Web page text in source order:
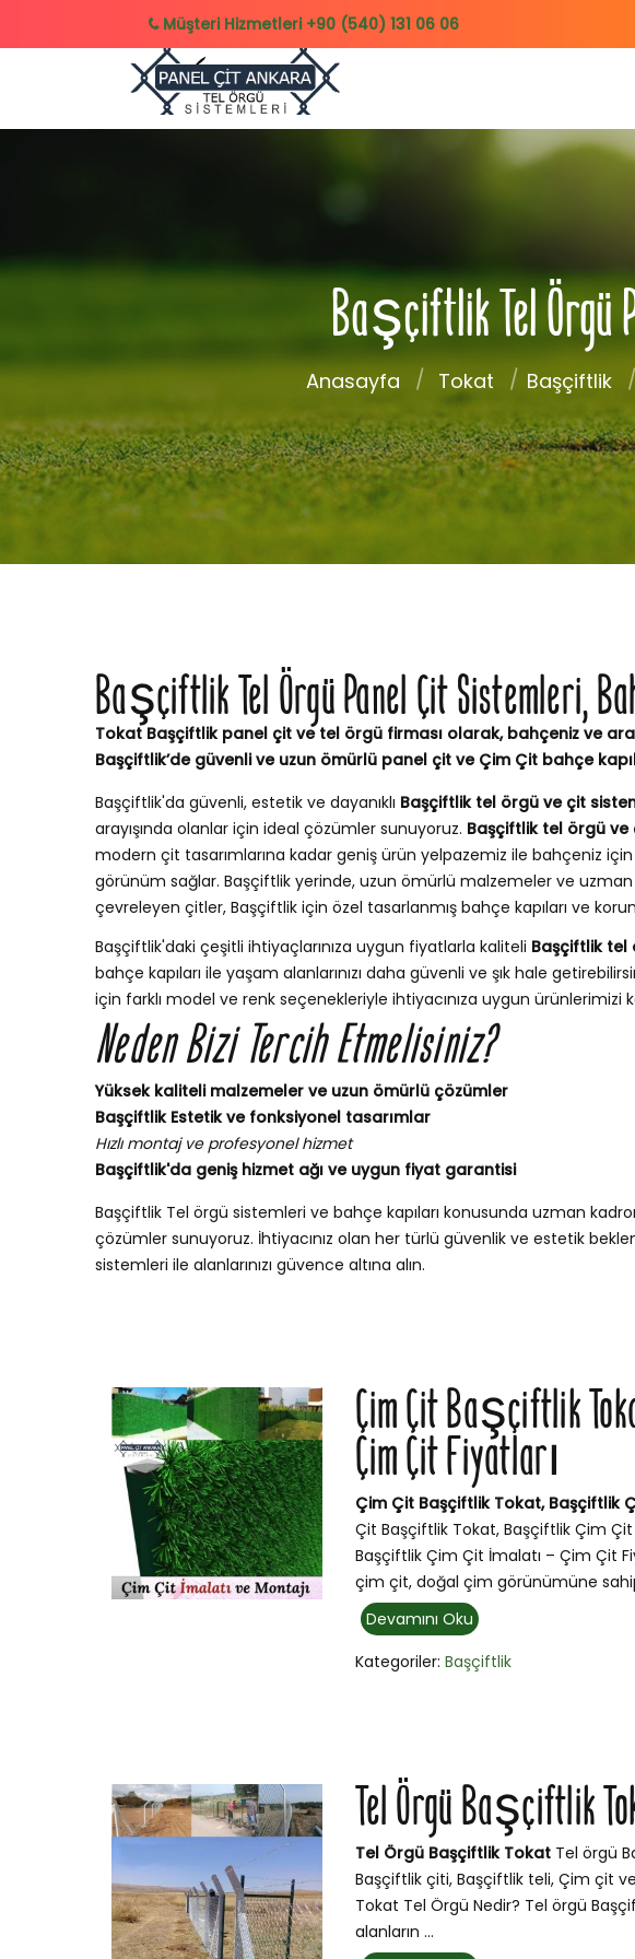
Müşteri Hizmetleri +90 (540) 131 06 06
Başçiftlik Tel Örgü
Anasayfa Tokat Başçiftlik
Başçiftlik Tel Örgü Panel Çit Sistemleri,
Tokat Başçiftlik panel çit ve tel örgü firması olarak, bahçeniz ve
Başçiftlik’de güvenli ve uzun ömürlü panel çit ve Çim Çit bahçe
Başçiftlik'da güvenli, estetik ve dayanıklı Başçiftlik tel örgü ve çit
arayışında olanlar için ideal çözümler sunuyoruz. Başçiftlik tel örgü
modern çit tasarımlarına kadar geniş ürün yelpazemiz ile bahçeniz
görünüm sağlar. Başçiftlik yerinde, uzun ömürlü malzemeler ve
çevreleyen çitler, Başçiftlik için özel tasarlanmış bahçe kapıları ve
Başçiftlik'daki çeşitli ihtiyaçlarınıza uygun fiyatlarla kaliteli Başçiftlik tel
bahçe kapıları ile yaşam alanlarınızı daha güvenli ve şık hale
için farklı model ve renk seçenekleriyle ihtiyacınıza uygun ürünlerimizi
Neden Bizi Tercih Etmelisiniz?
Yüksek kaliteli malzemeler ve uzun ömürlü çözümler
Başçiftlik Estetik ve fonksiyonel tasarımlar
Hızlı montaj ve profesyonel hizmet
Başçiftlik'da geniş hizmet ağı ve uygun fiyat garantisi
Başçiftlik Tel örgü sistemleri ve bahçe kapıları konusunda uzman
çözümler sunuyoruz. İhtiyacınız olan her türlü güvenlik ve estetik
sistemleri ile alanlarınızı güvence altına alın.
Çim Çit Başçiftlik
Çim Çit Fiyatları
Çim Çit Başçiftlik Tokat, Başçiftlik
Çit Başçiftlik Tokat, Başçiftlik Çim Çit
Başçiftlik Çim Çit İmalatı – Çim Çit
çim çit, doğal çim görünümüne
Devamını Oku
Kategoriler:Başçiftlik
Tel Örgü Başçiftlik
Tel Örgü Başçiftlik Tokat Tel örgü
Başçiftlik çiti, Başçiftlik teli, Çim çit
Tokat Tel Örgü Nedir? Tel örgü
alanların ...